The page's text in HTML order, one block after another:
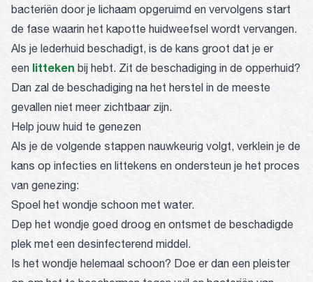
bacteriën door je lichaam opgeruimd en vervolgens start
de fase waarin het kapotte huidweefsel wordt vervangen.
Als je lederhuid beschadigt, is de kans groot dat je er
een litteken bij hebt. Zit de beschadiging in de opperhuid?
Dan zal de beschadiging na het herstel in de meeste
gevallen niet meer zichtbaar zijn.
Help jouw huid te genezen
Als je de volgende stappen nauwkeurig volgt, verklein je de
kans op infecties en littekens en ondersteun je het proces
van genezing:
Spoel het wondje schoon met water.
Dep het wondje goed droog en ontsmet de beschadigde
plek met een desinfecterend middel.
Is het wondje helemaal schoon? Doe er dan een pleister